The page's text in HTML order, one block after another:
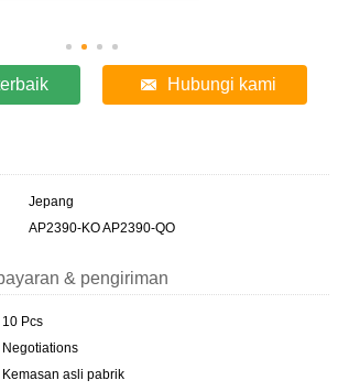
Hubungi kami
Jepang
AP2390-KO AP2390-QO
& pengiriman
10 Pcs
Negotiations
Kemasan asli pabrik